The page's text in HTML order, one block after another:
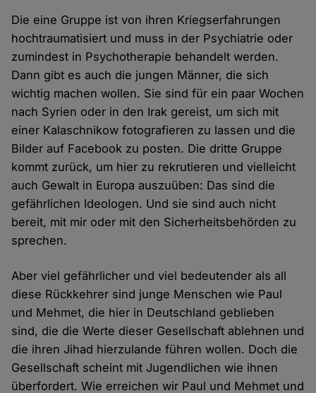
Die eine Gruppe ist von ihren Kriegserfahrungen
hochtraumatisiert und muss in der Psychiatrie oder
zumindest in Psychotherapie behandelt werden.
Dann gibt es auch die jungen Männer, die sich
wichtig machen wollen. Sie sind für ein paar Wochen
nach Syrien oder in den Irak gereist, um sich mit
einer Kalaschnikow fotografieren zu lassen und die
Bilder auf Facebook zu posten. Die dritte Gruppe
kommt zurück, um hier zu rekrutieren und vielleicht
auch Gewalt in Europa auszuüben: Das sind die
gefährlichen Ideologen. Und sie sind auch nicht
bereit, mit mir oder mit den Sicherheitsbehörden zu
sprechen.
Aber viel gefährlicher und viel bedeutender als all
diese Rückkehrer sind junge Menschen wie Paul
und Mehmet, die hier in Deutschland geblieben
sind, die die Werte dieser Gesellschaft ablehnen und
die ihren Jihad hierzulande führen wollen. Doch die
Gesellschaft scheint mit Jugendlichen wie ihnen
überfordert. Wie erreichen wir Paul und Mehmet und